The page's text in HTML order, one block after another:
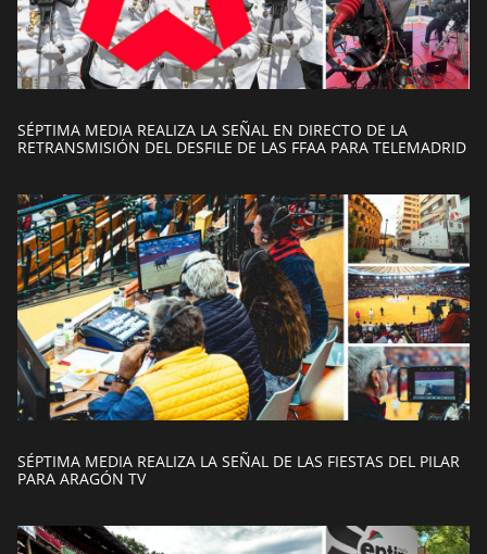
SÉPTIMA MEDIA REALIZA LA SEÑAL EN DIRECTO DE LA
RETRANSMISIÓN DEL DESFILE DE LAS FFAA PARA TELEMADRID
SÉPTIMA MEDIA REALIZA LA SEÑAL DE LAS FIESTAS DEL PILAR
PARA ARAGÓN TV